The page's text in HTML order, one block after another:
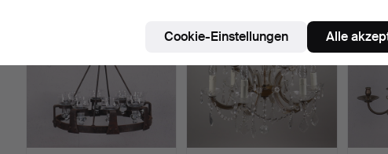
Cookie-Einstellungen Alle